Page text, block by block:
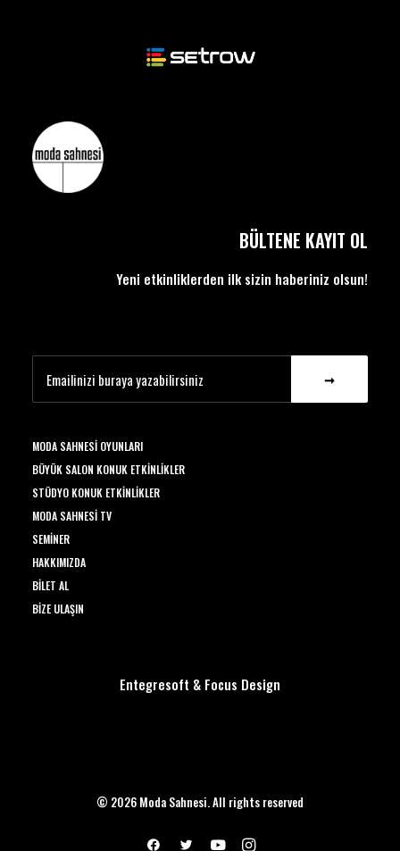
BÜLTENE KAYIT OL
Yeni etkinliklerden ilk sizin haberiniz olsun!
MODA SAHNESI OYUNLARI
BÜYÜK SALON KONUK ETKINLIKLER
STÜDYO KONUK ETKINLIKLER
MODA SAHNESI TV
SEMINER
HAKKIMIZDA
BILET AL
BIZE ULAŞIN
Entegresoft & Focus Design
© 2026 Moda Sahnesi. All rights reserved